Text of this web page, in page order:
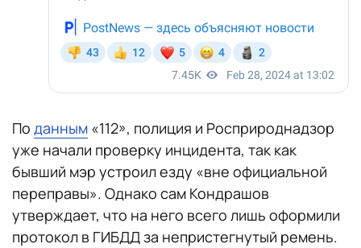
По данным «112», полиция и Росприроднадзор
уже начали проверку инцидента, так как
бывший мэр устроил езду «вне официальной
переправы». Однако сам Кондрашов
утверждает, что на него всего лишь оформили
протокол в ГИБДД за непристегнутый ремень.